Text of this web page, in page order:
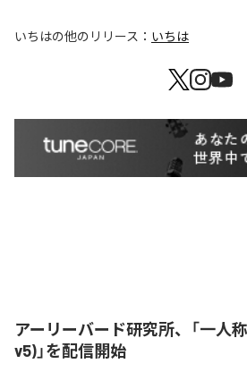
いちはの他のリリース： いちは
アーリーバード研究所、「一人
v5)」を配信開始